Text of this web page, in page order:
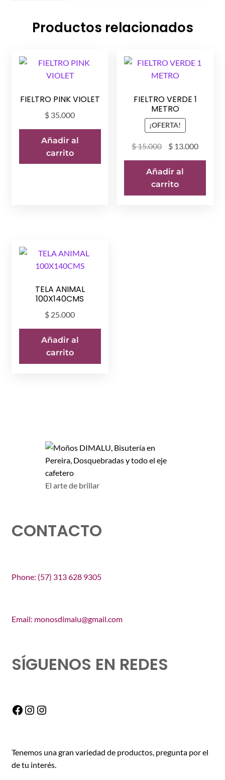
Productos relacionados
FIELTRO PINK VIOLET
$ 35.000
Añadir al
carrito
FIELTRO VERDE 1
METRO
¡OFERTA!
$15.000
El
precio
original
era:
$ 15.000.
$ 13.000El
precio
$
Añadir al
carrito
TELA ANIMAL
100X140CMS
$ 25.000
Añadir al
carrito
El arte de brillar
CONTACTO
Phone: (57) 313 628 9305
Email: monosdimalu@gmail.com
SÍGUENOS EN REDES
Facebook
Instagram
Instagram
Tenemos una gran variedad de productos, pregunta por el
de tu interés.